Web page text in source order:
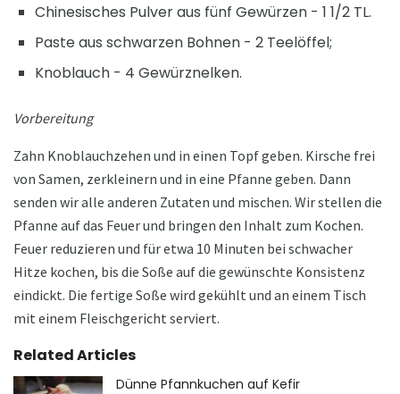
Chinesisches Pulver aus fünf Gewürzen - 1 1/2 TL.
Paste aus schwarzen Bohnen - 2 Teelöffel;
Knoblauch - 4 Gewürznelken.
Vorbereitung
Zahn Knoblauchzehen und in einen Topf geben. Kirsche frei
von Samen, zerkleinern und in eine Pfanne geben. Dann
senden wir alle anderen Zutaten und mischen. Wir stellen die
Pfanne auf das Feuer und bringen den Inhalt zum Kochen.
Feuer reduzieren und für etwa 10 Minuten bei schwacher
Hitze kochen, bis die Soße auf die gewünschte Konsistenz
eindickt. Die fertige Soße wird gekühlt und an einem Tisch
mit einem Fleischgericht serviert.
Related Articles
Dünne Pfannkuchen auf Kefir